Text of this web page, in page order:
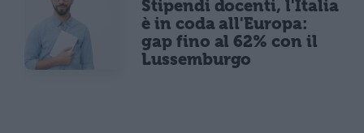
Stipendi docenti, l'Italia
è in coda all'Europa:
gap fino al 62% con il
Lussemburgo